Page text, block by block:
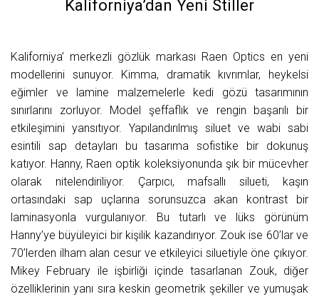
Kaliforniya’dan Yeni Stiller
Kaliforniya’ merkezli gözlük markası Raen Optics en yeni
modellerini sunuyor. Kimma, dramatik kıvrımlar, heykelsi
eğimler ve lamine malzemelerle kedi gözü tasarımının
sınırlarını zorluyor. Model şeffaflık ve rengin başarılı bir
etkileşimini yansıtıyor. Yapılandırılmış siluet ve wabi sabi
esintili sap detayları bu tasarıma sofistike bir dokunuş
katıyor. Hanny, Raen optik koleksiyonunda şık bir mücevher
olarak nitelendiriliyor. Çarpıcı, mafsallı silueti, kaşın
ortasındaki sap uçlarına sorunsuzca akan kontrast bir
laminasyonla vurgulanıyor. Bu tutarlı ve lüks görünüm
Hanny’ye büyüleyici bir kişilik kazandırıyor. Zouk ise 60’lar ve
70’lerden ilham alan cesur ve etkileyici siluetiyle öne çıkıyor.
Mikey February ile işbirliği içinde tasarlanan Zouk, diğer
özelliklerinin yanı sıra keskin geometrik şekiller ve yumuşak